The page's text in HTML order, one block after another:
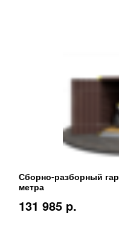
Сборно-разборный
метра
131 985 p.